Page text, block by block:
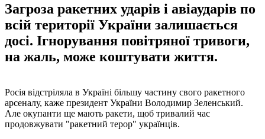
Загроза ракетних ударів і авіаударів по
всій території України залишається
досі. Ігнорування повітряної тривоги,
на жаль, може коштувати життя.
Росія відстріляла в Україні більшу частину свого ракетного
арсеналу, каже президент України Володимир Зеленський.
Але окупанти ще мають ракети, щоб тривалий час
продовжувати "ракетний терор" українців.